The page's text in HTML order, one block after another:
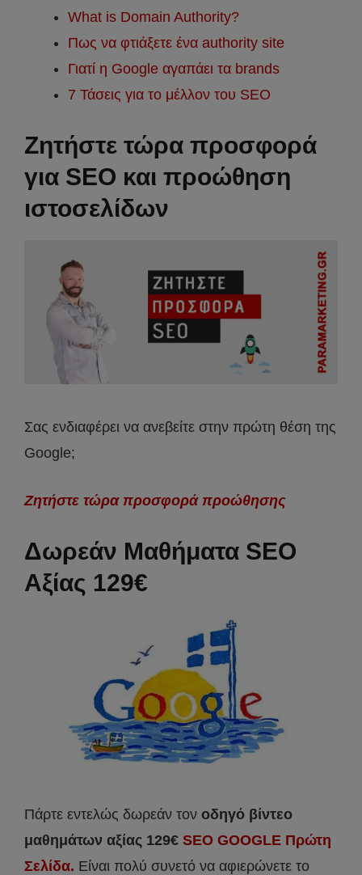
What is Domain Authority?
Πως να φτιάξετε ένα authority site
Γιατί η Google αγαπάει τα brands
7 Τάσεις για το μέλλον του SEO
Ζητήστε τώρα προσφορά
για SEO και προώθηση
ιστοσελίδων
Σας ενδιαφέρει να ανεβείτε στην πρώτη θέση της
Google;
Ζητήστε τώρα προσφορά προώθησης
Δωρεάν Μαθήματα SEO
Αξίας 129€
Πάρτε εντελώς δωρεάν τον οδηγό βίντεο
μαθημάτων αξίας 129€ SEO GOOGLE Πρώτη
Σελίδα. Είναι πολύ συνετό να αφιερώνετε το